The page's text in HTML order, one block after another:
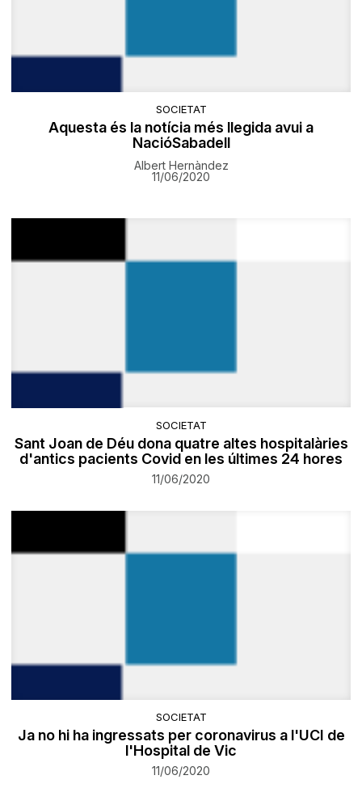
SOCIETAT
Aquesta és la notícia més llegida avui a
NacióSabadell
Albert Hernàndez
11/06/2020
SOCIETAT
Sant Joan de Déu dona quatre altes hospitalàries
d'antics pacients Covid en les últimes 24 hores
11/06/2020
SOCIETAT
Ja no hi ha ingressats per coronavirus a l'UCI de
l'Hospital de Vic
11/06/2020